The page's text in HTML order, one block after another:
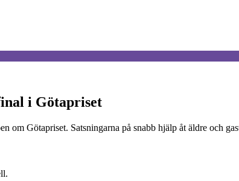
i Götapriset
om Götapriset. Satsningarna på snabb hjälp åt äldre och